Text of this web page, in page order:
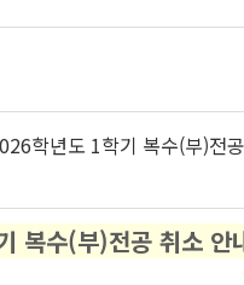
학년도 1학기 복수(부)전
복수(부)전공 취소 안